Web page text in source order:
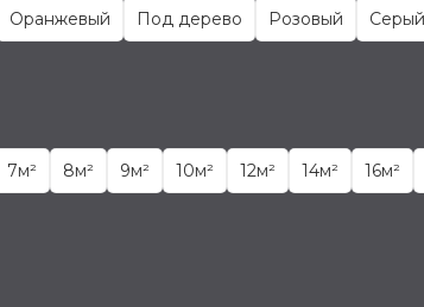
Оранжевый Под дерево Розовый Серый
7м² 8м² 9м² 10м² 12м² 14м² 16м²